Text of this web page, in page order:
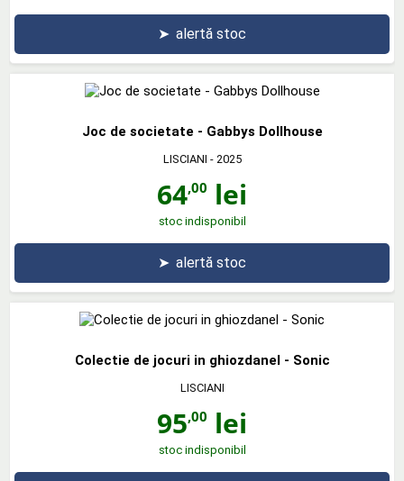
➤ alertă stoc
Joc de societate - Gabbys Dollhouse
LISCIANI - 2025
64,00 lei
stoc indisponibil
➤ alertă stoc
Colectie de jocuri in ghiozdanel - Sonic
LISCIANI
95,00 lei
stoc indisponibil